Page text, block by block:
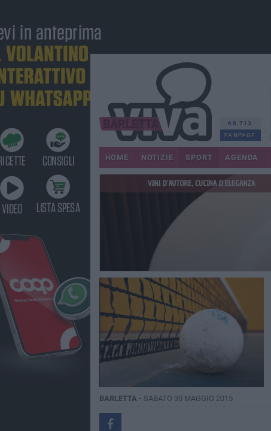
68.713
FANPAGE
HOME NOTIZIE SPORT AGENDA
BARLETTA - SABATO 30 MAGGIO 2015